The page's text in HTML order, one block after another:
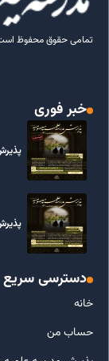
تمامی حقوق محفوظ
خبر فوری
دسترسی سریع
خانه
حساب من